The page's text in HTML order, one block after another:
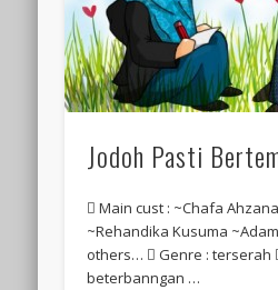
Jodoh Pasti
 Main cust : ~Chafa
~Rehandika Kusuma
others…  Genre : terserah
beterbanngan …